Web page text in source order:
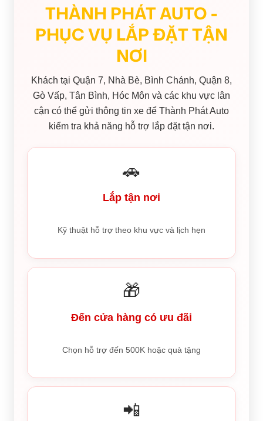
THÀNH PHÁT AUTO -
PHỤC VỤ LẮP ĐẶT TẬN
NƠI
Khách tại Quận 7, Nhà Bè, Bình Chánh, Quận 8,
Gò Vấp, Tân Bình, Hóc Môn và các khu vực lân
cận có thể gửi thông tin xe để Thành Phát Auto
kiểm tra khả năng hỗ trợ lắp đặt tận nơi.
🚗
Lắp tận nơi
Kỹ thuật hỗ trợ theo khu vực và lịch hẹn
🎁
Đến cửa hàng có ưu đãi
Chọn hỗ trợ đến 500K hoặc quà tặng
📲